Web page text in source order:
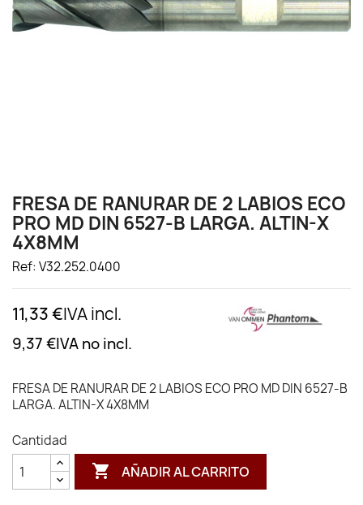
FRESA DE RANURAR DE 2 LABIOS ECO
PRO MD DIN 6527-B LARGA. ALTIN-X
4X8MM
Ref: V32.252.0400
11,33 €IVA incl.
9,37 €IVA no incl.
FRESA DE RANURAR DE 2 LABIOS ECO PRO MD DIN 6527-B
LARGA. ALTIN-X 4X8MM
Cantidad
 AÑADIR AL CARRITO